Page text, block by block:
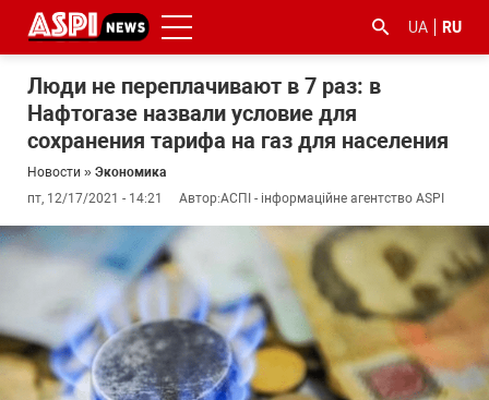
UA RU
Люди не переплачивают в 7 раз: в
Нафтогазе назвали условие для
сохранения тарифа на газ для населения
Новости » Экономика
пт, 12/17/2021 - 14:21
Автор:АСПІ - інформаційне агентство ASPI
#ООС
#боротьба
корупцією
#гфс #Киев #коронавірус